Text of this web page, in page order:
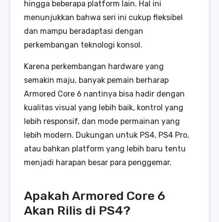
hingga beberapa platform lain. Hal ini
menunjukkan bahwa seri ini cukup fleksibel
dan mampu beradaptasi dengan
perkembangan teknologi konsol.
Karena perkembangan hardware yang
semakin maju, banyak pemain berharap
Armored Core 6 nantinya bisa hadir dengan
kualitas visual yang lebih baik, kontrol yang
lebih responsif, dan mode permainan yang
lebih modern. Dukungan untuk PS4, PS4 Pro,
atau bahkan platform yang lebih baru tentu
menjadi harapan besar para penggemar.
Apakah Armored Core 6
Akan Rilis di PS4?